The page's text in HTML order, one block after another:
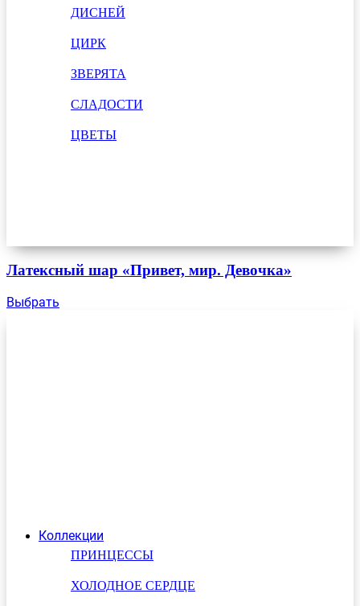
ДИСНЕЙ
ЦИРК
ЗВЕРЯТА
СЛАДОСТИ
ЦВЕТЫ
Коллекции
ПРИНЦЕССЫ
ХОЛОДНОЕ СЕРДЦЕ
Латексный шар «Привет, мир. Девочка»
Выбрать